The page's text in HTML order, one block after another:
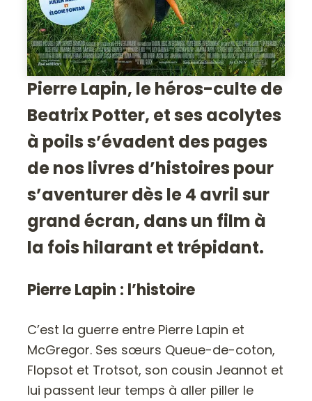
Pierre Lapin, le héros-culte de
Beatrix Potter, et ses acolytes
à poils s’évadent des pages
de nos livres d’histoires pour
s’aventurer dès le 4 avril sur
grand écran, dans un film à
la fois hilarant et trépidant.
Pierre Lapin : l’histoire
C’est la guerre entre Pierre Lapin et
McGregor. Ses sœurs Queue-de-coton,
Flopsot et Trotsot, son cousin Jeannot et
lui passent leur temps à aller piller le